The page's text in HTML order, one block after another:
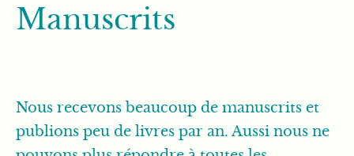
Manuscrits
Nous recevons beaucoup de manuscrits et
publions peu de livres par an. Aussi nous ne